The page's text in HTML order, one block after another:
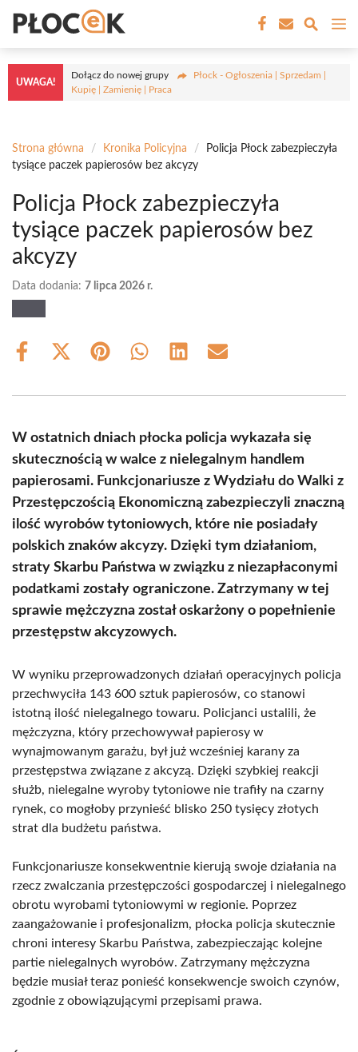
treści
UWAGA!
Dołącz do nowej grupy
Płock - Ogłoszenia | Sprzedam |
Kupię | Zamienię | Praca
Strona główna / Kronika Policyjna /
Policja Płock zabezpieczyła
tysiące paczek papierosów bez akcyzy
Policja Płock zabezpieczyła
tysiące paczek papierosów bez
akcyzy
Data dodania: 7 lipca 2026 r.
Share
Share
(Twitter)
Share Share Share Share
W ostatnich dniach płocka policja wykazała się
skutecznością w walce z nielegalnym handlem
papierosami. Funkcjonariusze z Wydziału do Walki z
Przestępczością Ekonomiczną zabezpieczyli znaczną
ilość wyrobów tytoniowych, które nie posiadały
polskich znaków akcyzy. Dzięki tym działaniom,
straty Skarbu Państwa w związku z niezapłaconymi
podatkami zostały ograniczone. Zatrzymany w tej
sprawie mężczyzna został oskarżony o popełnienie
przestępstw akcyzowych.
W wyniku przeprowadzonych działań operacyjnych policja
przechwyciła 143 600 sztuk papierosów, co stanowi
istotną ilość nielegalnego towaru. Policjanci ustalili, że
mężczyzna, który przechowywał papierosy w
wynajmowanym garażu, był już wcześniej karany za
przestępstwa związane z akcyzą. Dzięki szybkiej reakcji
służb, nielegalne wyroby tytoniowe nie trafiły na czarny
rynek, co mogłoby przynieść blisko 250 tysięcy złotych
strat dla budżetu państwa.
Funkcjonariusze konsekwentnie kierują swoje działania na
rzecz zwalczania przestępczości gospodarczej i nielegalnego
obrotu wyrobami tytoniowymi w regionie. Poprzez
zaangażowanie i profesjonalizm, płocka policja skutecznie
chroni interesy Skarbu Państwa, zabezpieczając kolejne
partie nielegalnych wyrobów. Zatrzymany mężczyzna
będzie musiał teraz ponieść konsekwencje swoich czynów,
zgodnie z obowiązującymi przepisami prawa.